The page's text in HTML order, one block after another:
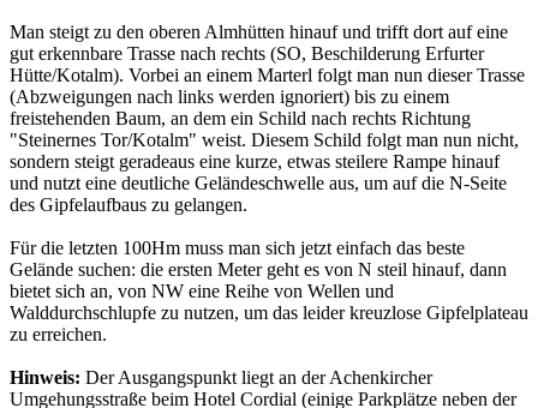
Man steigt zu den oberen Almhütten hinauf und trifft dort auf eine
gut erkennbare Trasse nach rechts (SO, Beschilderung Erfurter
Hütte/Kotalm). Vorbei an einem Marterl folgt man nun dieser Trasse
(Abzweigungen nach links werden ignoriert) bis zu einem
freistehenden Baum, an dem ein Schild nach rechts Richtung
"Steinernes Tor/Kotalm" weist. Diesem Schild folgt man nun nicht,
sondern steigt geradeaus eine kurze, etwas steilere Rampe hinauf
und nutzt eine deutliche Geländeschwelle aus, um auf die N-Seite
des Gipfelaufbaus zu gelangen.
Für die letzten 100Hm muss man sich jetzt einfach das beste
Gelände suchen: die ersten Meter geht es von N steil hinauf, dann
bietet sich an, von NW eine Reihe von Wellen und
Walddurchschlupfe zu nutzen, um das leider kreuzlose Gipfelplateau
zu erreichen.
Hinweis: Der Ausgangspunkt liegt an der Achenkircher
Umgehungsstraße beim Hotel Cordial (einige Parkplätze neben der